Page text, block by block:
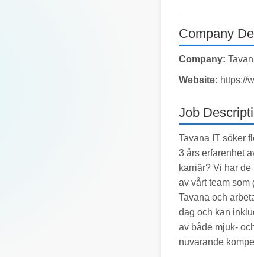
Company
Company:
Website: https://
Job
Tavana IT söker
3 års erfarenhet
karriär? Vi har
av vårt team
Tavana och
dag och kan
av både mjuk-
nuvarande